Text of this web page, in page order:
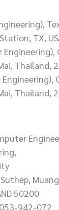
TX,
Thailand,
Thailand,
50200
942-072